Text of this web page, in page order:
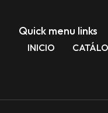
Quick menu links
INICIO